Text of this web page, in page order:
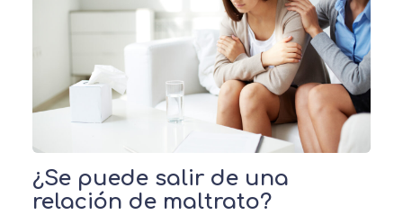
¿Se puede salir de una
relación de maltrato?